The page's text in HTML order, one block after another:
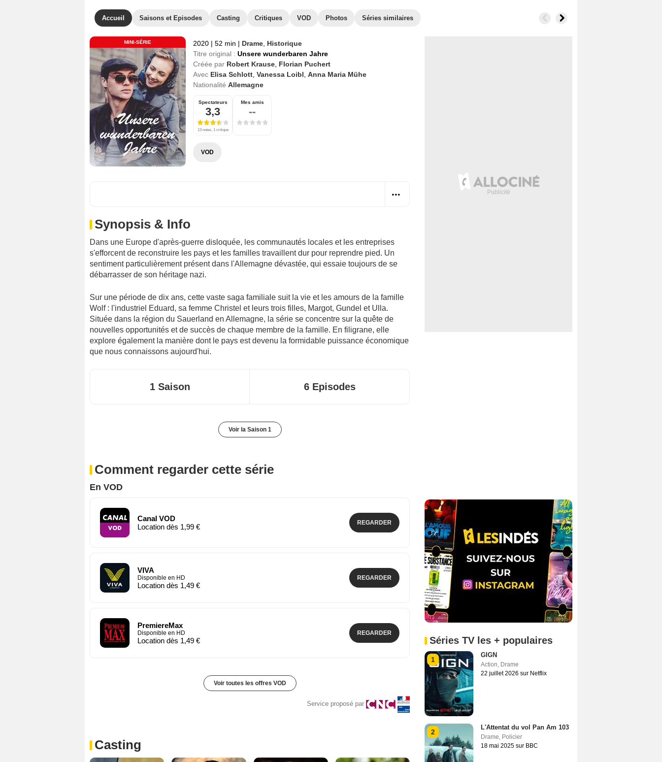
Accueil Saisons et Episodes Casting Critiques VOD Photos Séries similaires
MINI-SÉRIE 2020 | 52 min | Drame Historique
Titre original : Unsere wunderbaren Jahre
Créée par Robert Krause Florian Puchert
Avec Elisa Schlott Vanessa Loibl Anna Maria Mühe
Nationalité Allemagne
Spectateurs
3,3
13 notes, 1 critique
Mes amis
--
VOD
Synopsis & Info
Dans une Europe d'après-guerre disloquée, les communautés locales et les entreprises
s'efforcent de reconstruire les pays et les familles travaillent dur pour reprendre pied. Un
sentiment particulièrement présent dans l'Allemagne dévastée, qui essaie toujours de se
débarrasser de son héritage nazi.
Sur une période de dix ans, cette vaste saga familiale suit la vie et les amours de la famille
Wolf : l'industriel Eduard, sa femme Christel et leurs trois filles, Margot, Gundel et Ulla.
Située dans la région du Sauerland en Allemagne, la série se concentre sur la quête de
nouvelles opportunités et de succès de chaque membre de la famille. En filigrane, elle
explore également la manière dont le pays est devenu la formidable puissance économique
que nous connaissons aujourd'hui.
1 Saison 6 Episodes
Voir la Saison 1
Comment regarder cette série
En VOD
Canal VOD
Location dès 1,99 €
REGARDER
VIVA
Disponible en HD
Location dès 1,49 €
REGARDER
PremiereMax
Disponible en HD
Location dès 1,49 €
REGARDER
Voir toutes les offres VOD
Service proposé par
Casting
Séries TV les + populaires
1
GIGN
Action, Drame
22 juillet 2026 sur Netflix
2
L'Attentat du vol Pan Am 103
Drame, Policier
18 mai 2025 sur BBC